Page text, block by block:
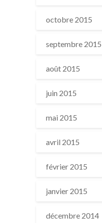
octobre 2015
septembre 2015
août 2015
juin 2015
mai 2015
avril 2015
février 2015
janvier 2015
décembre 2014